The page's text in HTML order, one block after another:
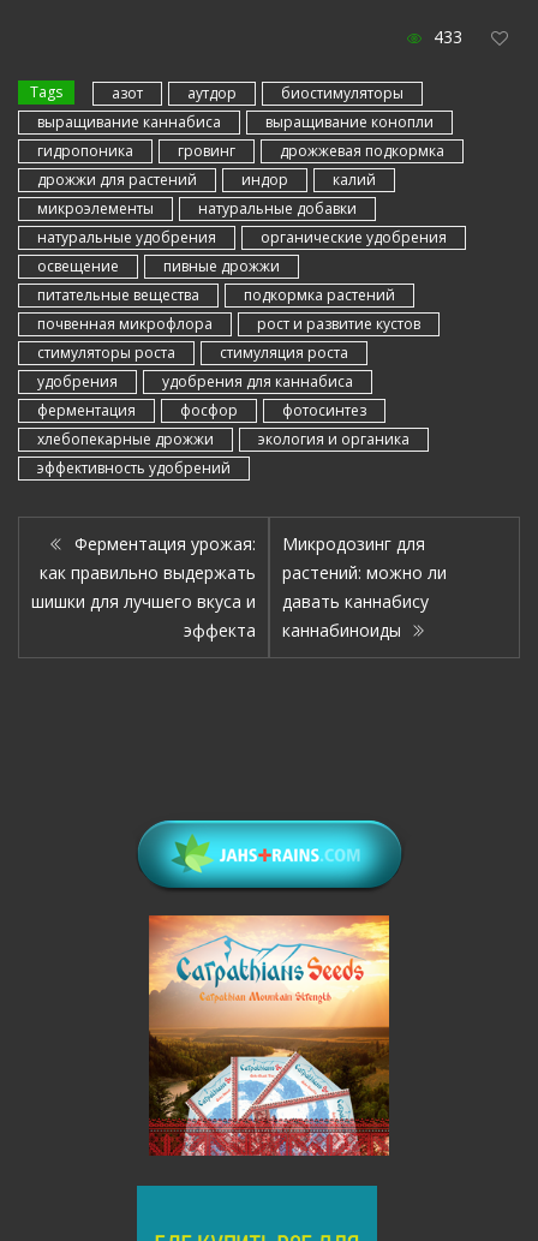
433
Tags азот аутдор
биостимуляторы
выращивание каннабиса
выращивание конопли
гидропоника
гровинг
дрожжевая подкормка
дрожжи для растений
индор
калий
микроэлементы
натуральные добавки
натуральные удобрения
органические удобрения
освещение
пивные дрожжи
питательные вещества
подкормка растений
почвенная микрофлора
рост и развитие кустов
стимуляторы роста
стимуляция роста
удобрения
удобрения для каннабиса
ферментация
фосфор
фотосинтез
хлебопекарные дрожжи
экология и органика
эффективность удобрений
Ферментация урожая:
как правильно выдержать
шишки для лучшего вкуса и
эффекта
Микродозинг для
растений: можно ли
давать каннабису
каннабиноиды